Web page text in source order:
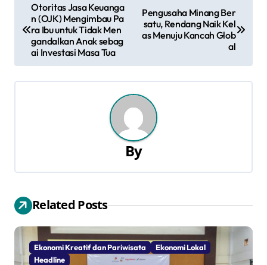
a
i
i
p
o
s
Otoritas Jasa Keuanga
n (OJK) Mengimbau Pa
ra Ibu untuk Tidak Men
gandalkan Anak sebag
ai Investasi Masa Tua
Pengusaha Minang Ber
satu, Rendang Naik Kel
as Menuju Kancah Glob
al
By
Related Posts
Ekonomi Kreatif dan Pariwisata
Ekonomi Lokal
Headline